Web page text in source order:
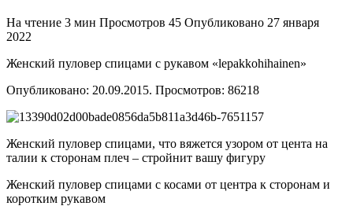
На чтение 3 мин Просмотров 45 Опубликовано 27 января
2022
Женский пуловер спицами с рукавом «lepakkohihainen»
Опубликовано: 20.09.2015. Просмотров: 86218
Женский пуловер спицами, что вяжется узором от цента на
талии к сторонам плеч – стройнит вашу фигуру
Женский пуловер спицами с косами от центра к сторонам и
коротким рукавом